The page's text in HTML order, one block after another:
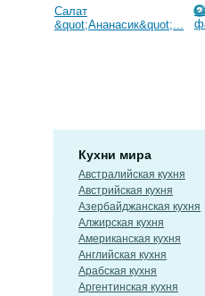
Салат
&quot;Ананасик&quot;...
Кухни мира
Австралийская кухня
Австрийская кухня
Азербайджанская кухня
Алжирская кухня
Американская кухня
Английская кухня
Арабская кухня
Аргентинская кухня